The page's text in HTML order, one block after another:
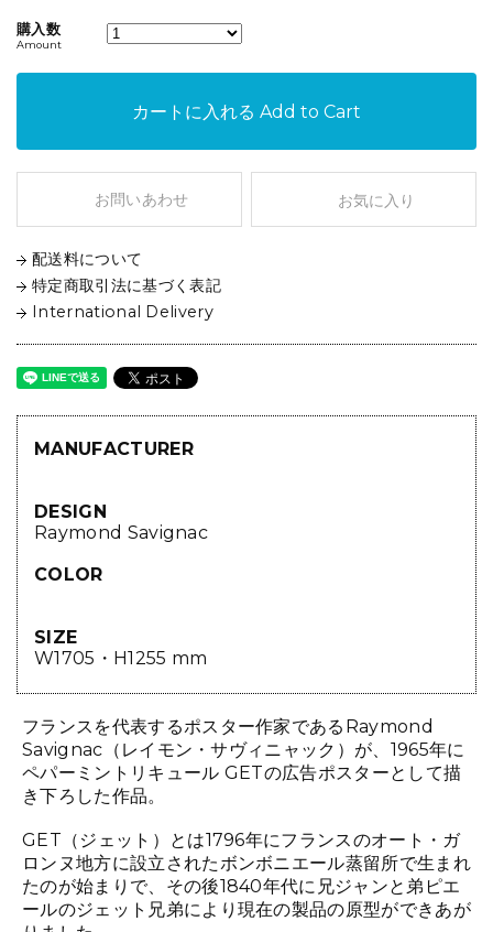
購入数
Amount
カートに入れる Add to Cart
お問いあわせ お気に入り
配送料について
特定商取引法に基づく表記
International Delivery
MANUFACTURER
DESIGN
Raymond Savignac
COLOR
SIZE
W1705・H1255 mm
フランスを代表するポスター作家であるRaymond
Savignac（レイモン・サヴィニャック）が、1965年に
ペパーミントリキュール GETの広告ポスターとして描
き下ろした作品。
GET（ジェット）とは1796年にフランスのオート・ガ
ロンヌ地方に設立されたボンボニエール蒸留所で生まれ
たのが始まりで、その後1840年代に兄ジャンと弟ピエ
ールのジェット兄弟により現在の製品の原型ができあが